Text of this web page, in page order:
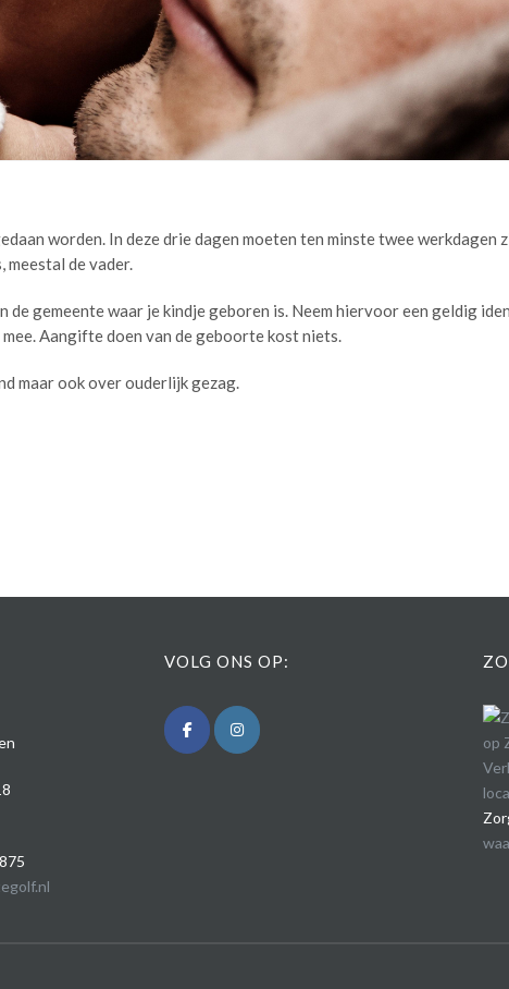
worden. In deze drie dagen moeten ten minste twee werkdagen
de vader.
gemeente waar je kindje geboren is. Neem hiervoor een geldig
Aangifte doen van de geboorte kost niets.
maar ook over ouderlijk gezag.
VOLG ONS OP: